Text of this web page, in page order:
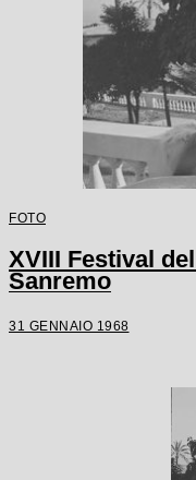
FOTO
XVIII Festival
Sanremo
31 GENNAIO 1968